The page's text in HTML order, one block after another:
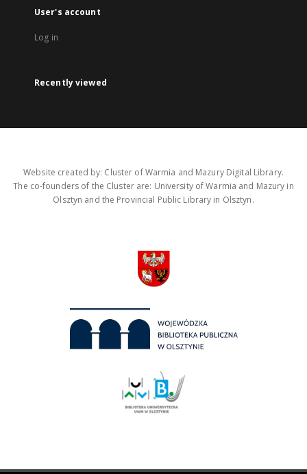
User's account
Log in
Recently viewed
Website created by: Cluster of Warmia and Mazury Digital Library.
The co-founders of the Cluster are: University of Warmia and Mazury in
Olsztyn and the Provincial Public Library in Olsztyn.